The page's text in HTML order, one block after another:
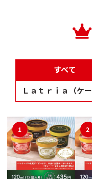
すべて
Ｌａｔｒｉａ（ケー
1 2